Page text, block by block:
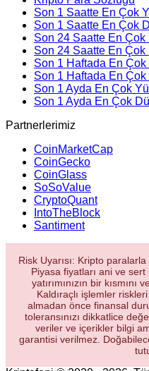
Son 1 Saatte En Çok
Son 1 Saatte En Çok
Son 24 Saatte En
Son 24 Saatte En
Son 1 Haftada En
Son 1 Haftada En
Son 1 Ayda En Çok
Son 1 Ayda En Çok
Partnerlerimiz
CoinMarketCap
CoinGecko
CoinGlass
SoSoValue
CryptoQuant
IntoTheBlock
Santiment
Risk Uyarısı: Kripto
Piyasa fiyatları ani ve
yatırımınızın bir
Kaldıraçlı işlemler
almadan önce finansal
toleransınızı dikkatlice
veriler ve içerikler bilgi
garantisi verilmez.